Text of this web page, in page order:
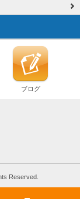
ブログ
Reserved.